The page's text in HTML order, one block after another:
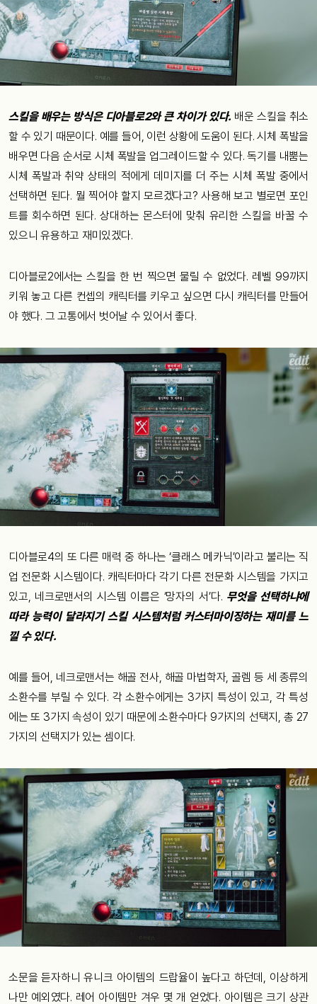
스킬을 배우는 방식은 디아블로2와 큰 차이가 있다. 배운 스킬을 취소
할 수 있기 때문이다. 예를 들어, 이런 상황에 도움이 된다. 시체 폭발을
배우면 다음 순서로 시체 폭발을 업그레이드할 수 있다. 독기를 내뿜는
시체 폭발과 취약 상태의 적에게 데미지를 더 주는 시체 폭발 중에서
선택하면 된다. 뭘 찍어야 할지 모르겠다고? 사용해 보고 별로면 포인
트를 회수하면 된다. 상대하는 몬스터에 맞춰 유리한 스킬을 바꿀 수
있으니 유용하고 재미있겠다.
디아블로2에서는 스킬을 한 번 찍으면 물릴 수 없었다. 레벨 99까지
키워 놓고 다른 컨셉의 캐릭터를 키우고 싶으면 다시 캐릭터를 만들어
야 했다. 그 고통에서 벗어날 수 있어서 좋다.
디아블로4의 또 다른 매력 중 하나는 ‘클래스 메카닉’이라고 불리는 직
업 전문화 시스템이다. 캐릭터마다 각기 다른 전문화 시스템을 가지고
있고, 네크로맨서의 시스템 이름은 ‘망자의 서’다. 무엇을 선택하냐에
따라 능력이 달라지기 스킬 시스템처럼 커스터마이징하는 재미를 느
낄 수 있다.
예를 들어, 네크로맨서는 해골 전사, 해골 마법학자, 골렘 등 세 종류의
소환수를 부릴 수 있다. 각 소환수에게는 3가지 특성이 있고, 각 특성
에는 또 3가지 속성이 있기 때문에 소환수마다 9가지의 선택지, 총 27
가지의 선택지가 있는 셈이다.
소문을 듣자하니 유니크 아이템의 드랍율이 높다고 하던데, 이상하게
나만 예외였다. 레어 아이템만 겨우 몇 개 얻었다. 아이템은 크기 상관